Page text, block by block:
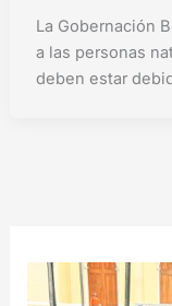
La Gobernación
a las personas
deben estar